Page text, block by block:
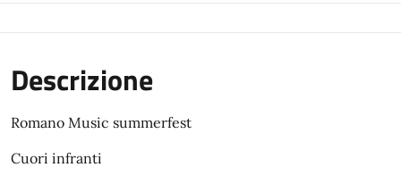
Descrizione
Romano Music summerfest
Cuori infranti